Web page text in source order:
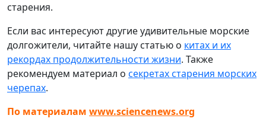
старения.
Если вас интересуют другие удивительные морские
долгожители, читайте нашу статью о китах и их
рекордах продолжительности жизни. Также
рекомендуем материал о секретах старения морских
черепах.
По материалам www.sciencenews.org